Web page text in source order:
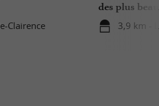
Clairence
des plus
3,9 km -